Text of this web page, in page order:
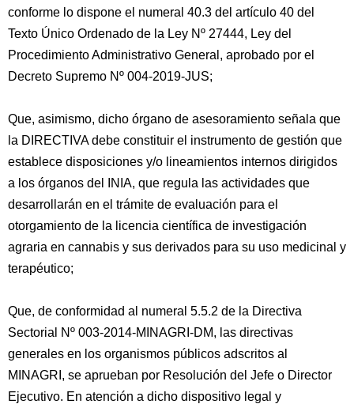
conforme lo dispone el numeral 40.3 del artículo 40 del
Texto Único Ordenado de la Ley Nº 27444, Ley del
Procedimiento Administrativo General, aprobado por el
Decreto Supremo Nº 004-2019-JUS;
Que, asimismo, dicho órgano de asesoramiento señala que
la DIRECTIVA debe constituir el instrumento de gestión que
establece disposiciones y/o lineamientos internos dirigidos
a los órganos del INIA, que regula las actividades que
desarrollarán en el trámite de evaluación para el
otorgamiento de la licencia científica de investigación
agraria en cannabis y sus derivados para su uso medicinal y
terapéutico;
Que, de conformidad al numeral 5.5.2 de la Directiva
Sectorial Nº 003-2014-MINAGRI-DM, las directivas
generales en los organismos públicos adscritos al
MINAGRI, se aprueban por Resolución del Jefe o Director
Ejecutivo. En atención a dicho dispositivo legal y